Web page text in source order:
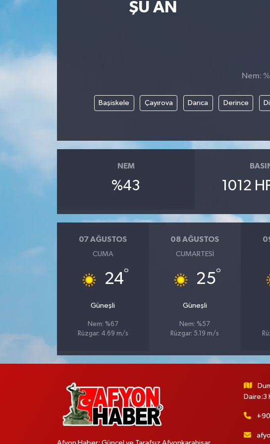
ŞU AN
Nem:
Başiskele Çayırova Darıca Derince
NEM
%43 1012
07 AĞUSTOS
CUMA
24°
Güneşli
Nem: %67
Rüzgar: 4.69 m/s
08 AĞUSTOS
CUMARTESI
25°
Güneşli
Nem: %57
Rüzgar: 5.19 m/s
Daire:3
Etkinlikler